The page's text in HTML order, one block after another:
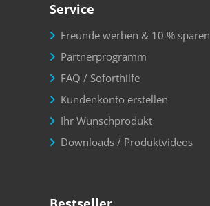
Service
Freunde werben & 10 % sparen
Partnerprogramm
FAQ / Soforthilfe
Kundenkonto erstellen
Ihr Wunschprodukt
Downloads / Produktvideos